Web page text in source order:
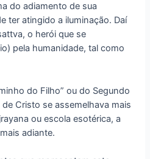
do adiamento de sua
ter atingido a iluminação. Daí
o herói que se
pela humanidade, tal como
do Filho” ou do Segundo
Cristo se assemelhava mais
ou escola esotérica, a
adiante.